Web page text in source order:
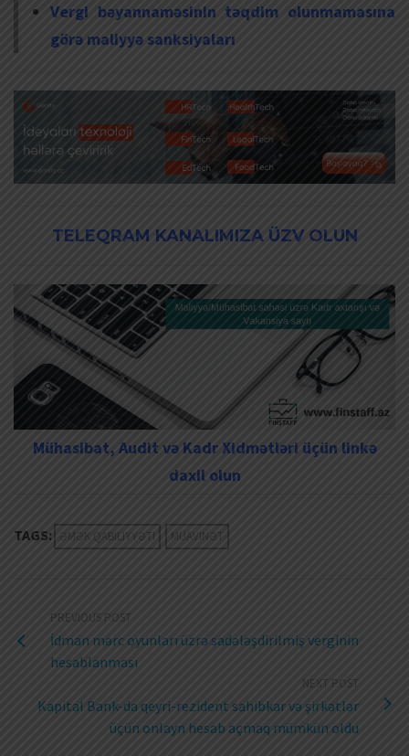
Vergi bəyannaməsinin təqdim olunmamasına
görə maliyyə sanksiyaları
TELEQRAM KANALIMIZA ÜZV OLUN
Mühasibat, Audit və Kadr Xidmətləri üçün linkə
daxil olun
TAGS: ƏMƏK QABILIYYƏTI MÜAVINƏT
PREVIOUS POST
İdman mərc oyunları üzrə sadələşdirilmiş verginin
hesablanması
NEXT POST
Kapital Bank-da qeyri-rezident sahibkar və şirkətlər
üçün onlayn hesab açmaq mümkün oldu